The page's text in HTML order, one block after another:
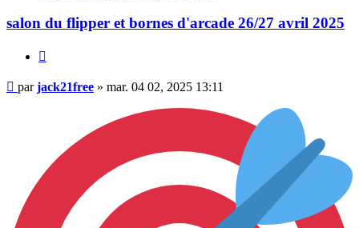
salon du flipper et bornes d'arcade 26/27 avril 2025
Message
parjack21free » mar. 04 02, 2025 13:11